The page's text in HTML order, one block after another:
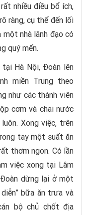
nhiều điều bổ ích,
ràng, cụ thể đến lối
một nhà lãnh đạo có
quý mến.
Hà Nội, Đoàn lên
miền Trung theo
như các thành viên
cơm và chai nước
Xong việc, trên
tay một suất ăn
thơm ngon. Có lần
việc xong tại Lâm
dừng lại ở một
bữa ăn trưa và
bộ chủ chốt địa